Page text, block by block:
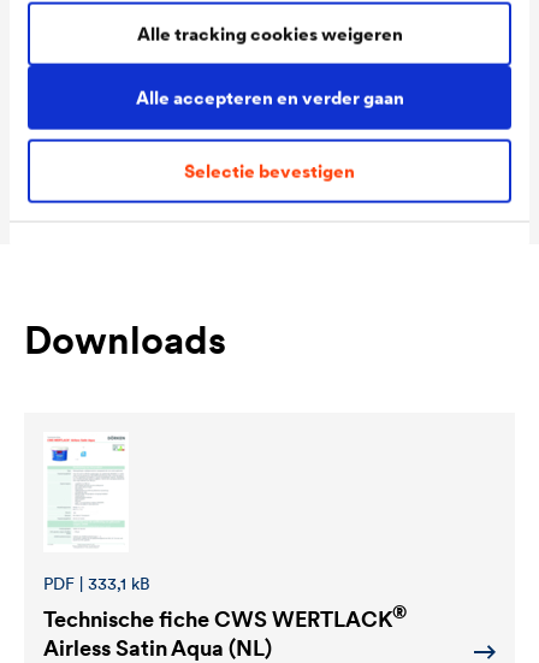
Alle accepteren en verder gaan
Selectie bevestigen
Alle tracking cookies weigeren
Colour tones
Packaging Sizes
Packaging Sizes
5 L / 12 L
Downloads
PDF | 333,1 kB
Technische ficheCWS WERTLACK®
Airless Satin Aqua (NL)